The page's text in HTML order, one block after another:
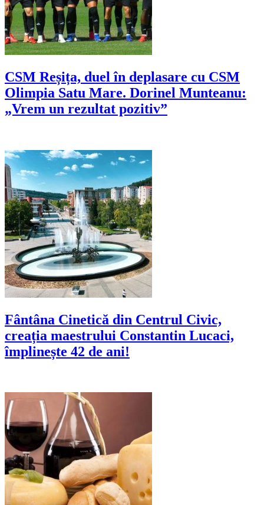
CSM Reșița, duel în deplasare cu CSM
Olimpia Satu Mare. Dorinel Munteanu:
„Vrem un rezultat pozitiv”
Fântâna Cinetică din Centrul Civic,
creația maestrului Constantin Lucaci,
împlinește 42 de ani!